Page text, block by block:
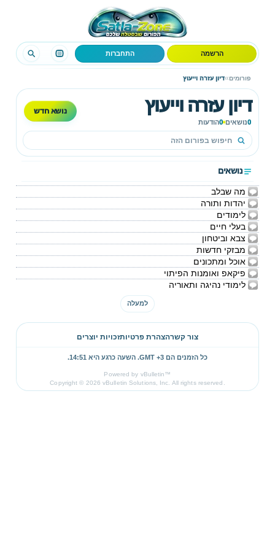
הרשמה התחברות
פורומים›
›דיון עזרה וייעוץ
דיון עזרה וייעוץ
0נושאים 0הודעות
נושא חדש
נושאים
מה שבלב
יהדות ותורה
לימודים
בעלי חיים
צבא וביטחון
מבזקי חדשות
אוכל ומתכונים
פיקאפ ואומנות הפיתוי
לימודי נהיגה ותאוריה
למעלה
צור קשרהצהרת פרטיותזכויות יוצרים
כל הזמנים הם GMT +3. השעה כרגע היא 14:51
.
Powered by vBulletin™
Copyright © 2026 vBulletin Solutions, Inc. All rights reserved.